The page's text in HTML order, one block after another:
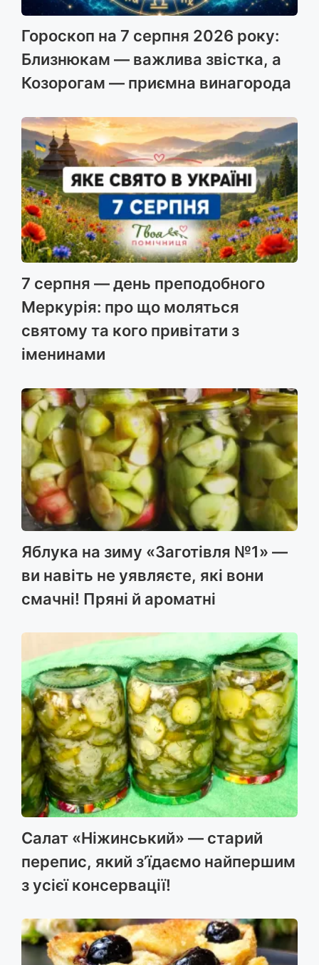
Гороскоп на 7 серпня 2026 року:
Близнюкам — важлива звістка, а
Козорогам — приємна винагорода
7 серпня — день преподобного
Меркурія: про що моляться
святому та кого привітати з
іменинами
Яблука на зиму «Заготівля №1» —
ви навіть не уявляєте, які вони
смачні! Пряні й ароматні
Салат «Ніжинський» — старий
перепис, який з’їдаємо найпершим
з усієї консервації!